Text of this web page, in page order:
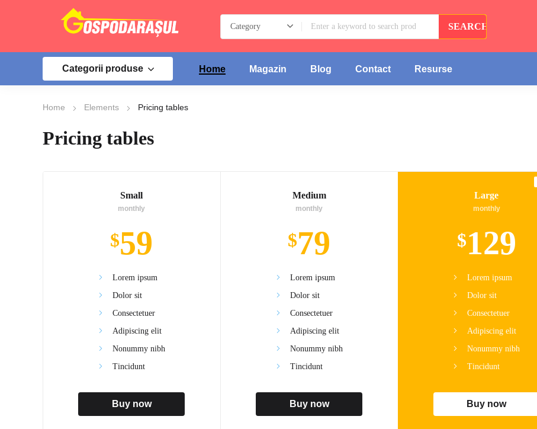
Categorii produse Home Magazin Blog Contact Resurse
Home Elements Pricing tables
Pricing tables
Small
monthly
$59
Lorem ipsum
Dolor sit
Consectetuer
Adipiscing elit
Nonummy nibh
Tincidunt
Buy now
Medium
monthly
$79
Lorem ipsum
Dolor sit
Consectetuer
Adipiscing elit
Nonummy nibh
Tincidunt
Buy now
Large
monthly
$129
Lorem ipsum
Dolor sit
Consectetuer
Adipiscing elit
Nonummy nibh
Tincidunt
Buy now